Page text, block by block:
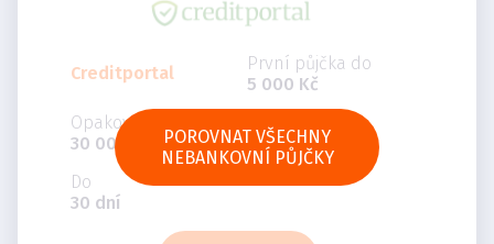
Creditportal
První půjčka do
5 000 Kč
Opakovaná do
30 000 Kč
Od
5 dní
Do
30 dní
POROVNAT VŠECHNY
NEBANKOVNÍ PŮJČKY